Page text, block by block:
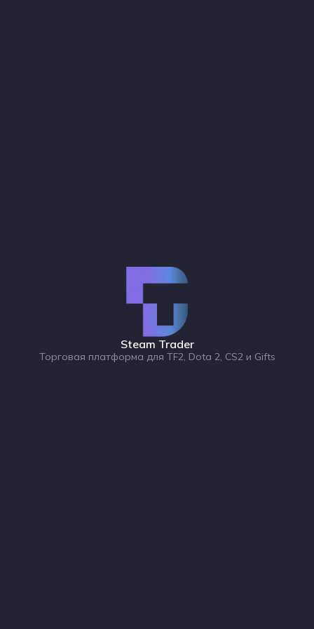
Steam Trader
Торговая платформа для TF2, Dota 2, CS2 и Gifts